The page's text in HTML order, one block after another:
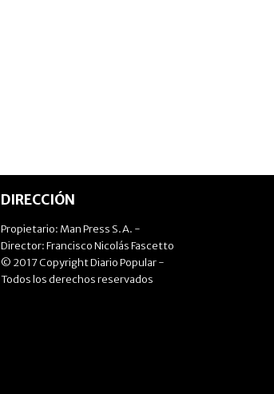
DIRECCIÓN
Propietario: Man Press S.A. -
Director: Francisco Nicolás Fascetto
© 2017 Copyright Diario Popular -
Todos los derechos reservados